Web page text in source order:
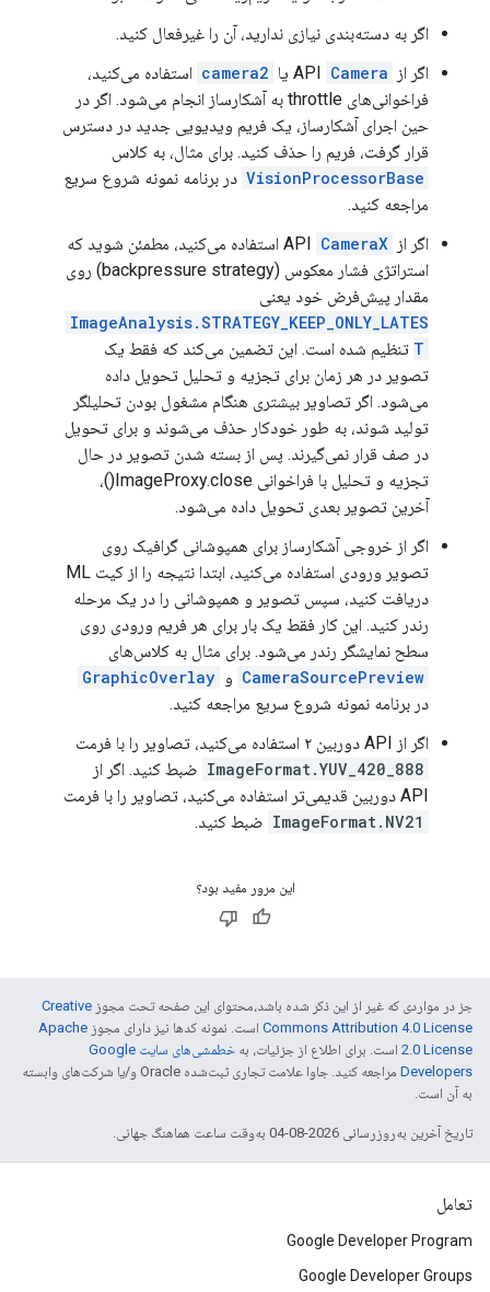
اگر به دسته‌بندی نیازی ندارید، آن را غیرفعال کنید.
اگر از API Camera یا camera2 استفاده می‌کنید،
فراخوانی‌های throttle به آشکارساز انجام می‌شود. اگر در
حین اجرای آشکارساز، یک فریم ویدیویی جدید در دسترس
قرار گرفت، فریم را حذف کنید. برای مثال، به کلاس
VisionProcessorBase در برنامه نمونه شروع سریع
مراجعه کنید.
اگر از API CameraX
استفاده می‌کنید، مطمئن شوید که
استراتژی فشار معکوس (backpressure strategy) روی
مقدار پیش‌فرض خود یعنی
ImageAnalysis.STRATEGY_KEEP_ONLY_LATES
T تنظیم شده است. این تضمین می‌کند که فقط یک
تصویر در هر زمان برای تجزیه و تحلیل تحویل داده
می‌شود. اگر تصاویر بیشتری هنگام مشغول بودن تحلیلگر
تولید شوند، به طور خودکار حذف می‌شوند و برای تحویل
در صف قرار نمی‌گیرند. پس از بسته شدن تصویر در حال
تجزیه و تحلیل با فراخوانی ImageProxy.close()،
آخرین تصویر بعدی تحویل داده می‌شود.
اگر از خروجی آشکارساز برای همپوشانی گرافیک روی
تصویر ورودی استفاده می‌کنید، ابتدا نتیجه را از کیت ML
دریافت کنید، سپس تصویر و همپوشانی را در یک مرحله
رندر کنید. این کار فقط یک بار برای هر فریم ورودی روی
سطح نمایشگر رندر می‌شود. برای مثال به کلاس‌های
CameraSourcePreview و GraphicOverlay
در برنامه نمونه شروع سریع مراجعه کنید.
اگر از API دوربین ۲ استفاده می‌کنید، تصاویر را با فرمت
ImageFormat.YUV_420_888 ضبط کنید. اگر از
API دوربین قدیمی‌تر استفاده می‌کنید، تصاویر را با فرمت
ImageFormat.NV21 ضبط کنید.
این مرور مفید بود؟
جز در مواردی که غیر از این ذکر شده باشد،‌محتوای این صفحه تحت مجوز Creative
Commons Attribution 4.0 License است. نمونه کدها نیز دارای مجوز Apache
2.0 License است. برای اطلاع از جزئیات، به
خطمشی‌های سایت Google
Developers‏
مراجعه کنید. جاوا علامت تجاری ثبت‌شده Oracle و/یا شرکت‌های وابسته
به آن است.
تاریخ آخرین به‌روزرسانی 2026-08-04 به‌وقت ساعت هماهنگ جهانی.
تعامل
Google Developer Program
Google Developer Groups